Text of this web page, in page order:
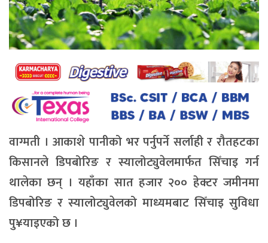
वाग्मती । आकाशे पानीको भर पर्नुपर्ने सर्लाही र रौतहटका
किसानले डिपबोरिङ र स्यालोट्युवेलमार्फत सिँचाइ गर्न
थालेका छन् । यहाँका सात हजार २०० हेक्टर जमीनमा
डिपबोरिङ र स्यालोट्युवेलको माध्यमबाट सिँचाइ सुविधा
पु¥याइएको छ ।